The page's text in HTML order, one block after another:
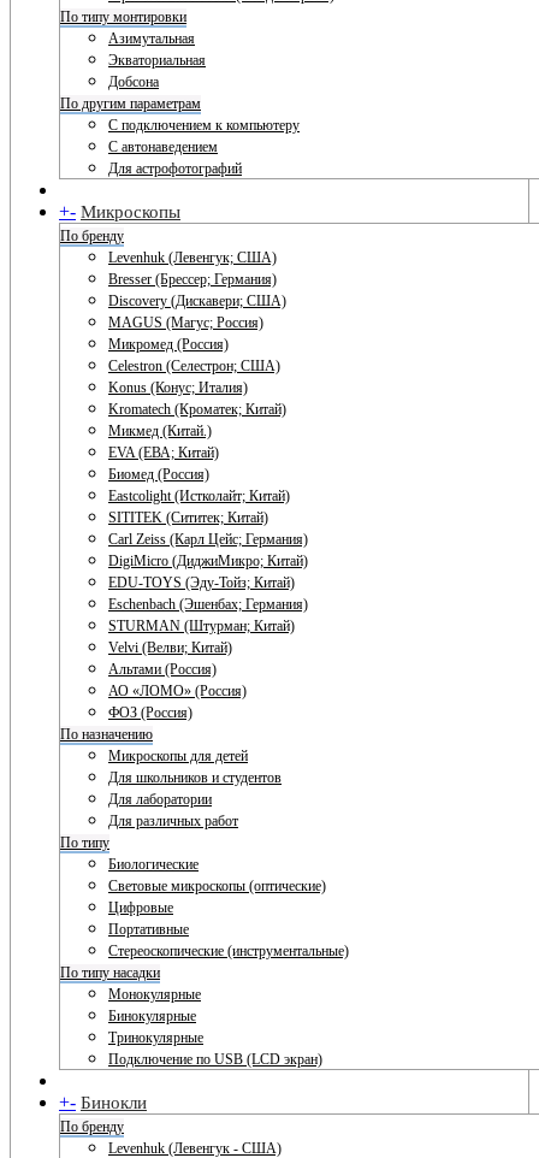
По типу монтировки
Азимутальная
Экваториальная
Добсона
По другим параметрам
С подключением к компьютеру
С автонаведением
Для астрофотографий
+- Микроскопы
По бренду
Levenhuk (Левенгук; США)
Bresser (Брессер; Германия)
Discovery (Дискавери; США)
MAGUS (Магус; Россия)
Микромед (Россия)
Celestron (Селестрон; США)
Konus (Конус; Италия)
Kromatech (Кроматек; Китай)
Микмед (Китай.)
EVA (ЕВА; Китай)
Биомед (Россия)
Eastcolight (Истколайт; Китай)
SITITEK (Сититек; Китай)
Carl Zeiss (Карл Цейс; Германия)
DigiMicro (ДиджиМикро; Китай)
EDU-TOYS (Эду-Тойз; Китай)
Eschenbach (Эшенбах; Германия)
STURMAN (Штурман; Китай)
Velvi (Велви; Китай)
Альтами (Россия)
АО «ЛОМО» (Россия)
ФОЗ (Россия)
По назначению
Микроскопы для детей
Для школьников и студентов
Для лаборатории
Для различных работ
По типу
Биологические
Световые микроскопы (оптические)
Цифровые
Портативные
Стереоскопические (инструментальные)
По типу насадки
Монокулярные
Бинокулярные
Тринокулярные
Подключение по USB (LCD экран)
+- Бинокли
По бренду
Levenhuk (Левенгук - США)